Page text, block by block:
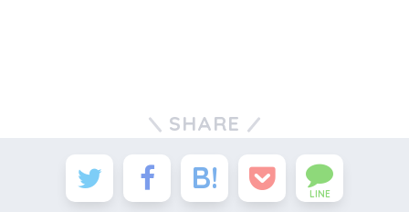
SHARE
LINE